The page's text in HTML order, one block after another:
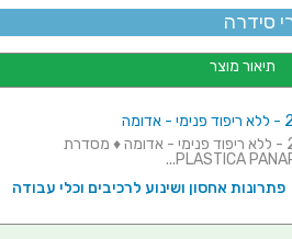
סידרה
תיאור מוצר
מזוודת אחסון 240X205X48MM - ללא ריפוד פנימי - אדומה ♦ מסדרת
פתרונות אחסון ושינוע לרכיבים וכלי עבודה